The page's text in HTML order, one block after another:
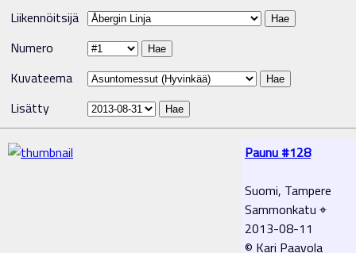
Liikennöitsijä
Numero
Kuvateema
Lisätty
Paunu #128
Suomi, Tampere
Sammonkatu ⌖
2013-08-11
© Kari Paavola